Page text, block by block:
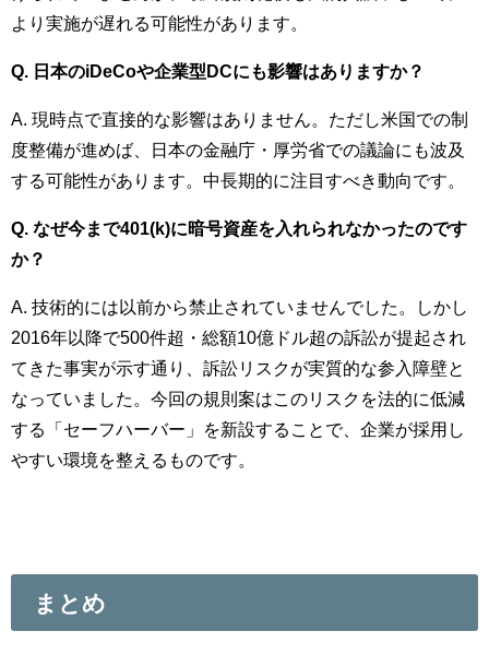
より実施が遅れる可能性があります。
Q. 日本のiDeCoや企業型DCにも影響はありますか？
A. 現時点で直接的な影響はありません。ただし米国での制
度整備が進めば、日本の金融庁・厚労省での議論にも波及
する可能性があります。中長期的に注目すべき動向です。
Q. なぜ今まで401(k)に暗号資産を入れられなかったのです
か？
A. 技術的には以前から禁止されていませんでした。しかし
2016年以降で500件超・総額10億ドル超の訴訟が提起され
てきた事実が示す通り、訴訟リスクが実質的な参入障壁と
なっていました。今回の規則案はこのリスクを法的に低減
する「セーフハーバー」を新設することで、企業が採用し
やすい環境を整えるものです。
まとめ